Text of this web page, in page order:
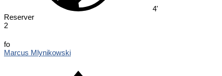
4'
Reserver
2
fo
Marcus Mlynikowski